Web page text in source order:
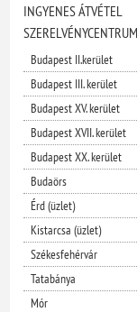
INGYENES ÁTVÉTEL
Budapest II.kerület
Budapest III. kerület
Budapest XV. kerület
Budapest XVII. kerület
Budapest XX. kerület
Budaörs
Érd (üzlet)
Kistarcsa (üzlet)
Székesfehérvár
Tatabánya
Mór